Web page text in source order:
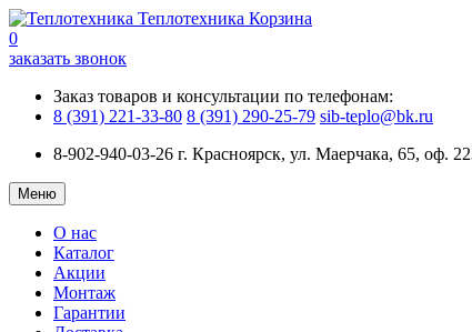
Теплотехника Корзина
0
заказать звонок
Заказ товаров и консультации по телефонам:
8 (391) 221-33-80 8 (391) 290-25-79 sib-teplo@bk.ru
8-902-940-03-26 г. Красноярск, ул. Маерчака, 65, оф.
Меню
О нас
Каталог
Акции
Монтаж
Гарантии